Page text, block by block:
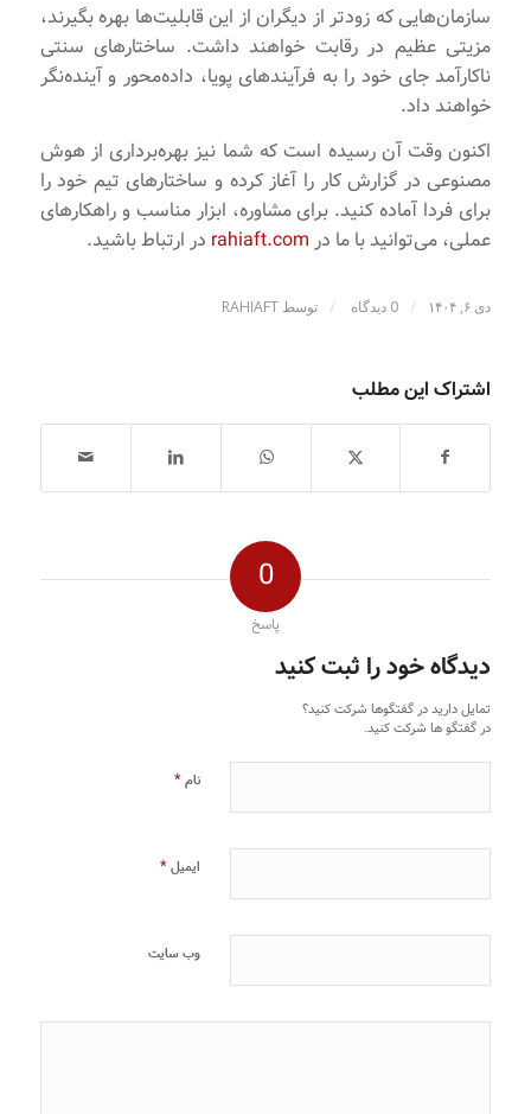
سازمان‌هایی که زودتر از دیگران از این قابلیت‌ها بهره بگیرند،
مزیتی عظیم در رقابت خواهند داشت. ساختارهای سنتی
ناکارآمد جای خود را به فرآیندهای پویا، داده‌محور و آینده‌نگر
خواهند داد.
اکنون وقت آن رسیده است که شما نیز بهره‌برداری از هوش
مصنوعی در گزارش‌ کار را آغاز کرده و ساختارهای تیم خود را
برای فردا آماده کنید. برای مشاوره، ابزار مناسب و راهکارهای
عملی، می‌توانید با ما در rahiaft.com در ارتباط باشید.
دی ۶, ۱۴۰۴ / 0 دیدگاه / توسط RAHIAFT
اشتراک این مطلب
0
پاسخ
دیدگاه خود را ثبت کنید
تمایل دارید در گفتگوها شرکت کنید؟
در گفتگو ها شرکت کنید.
نام*
ایمیل*
وب‌ سایت